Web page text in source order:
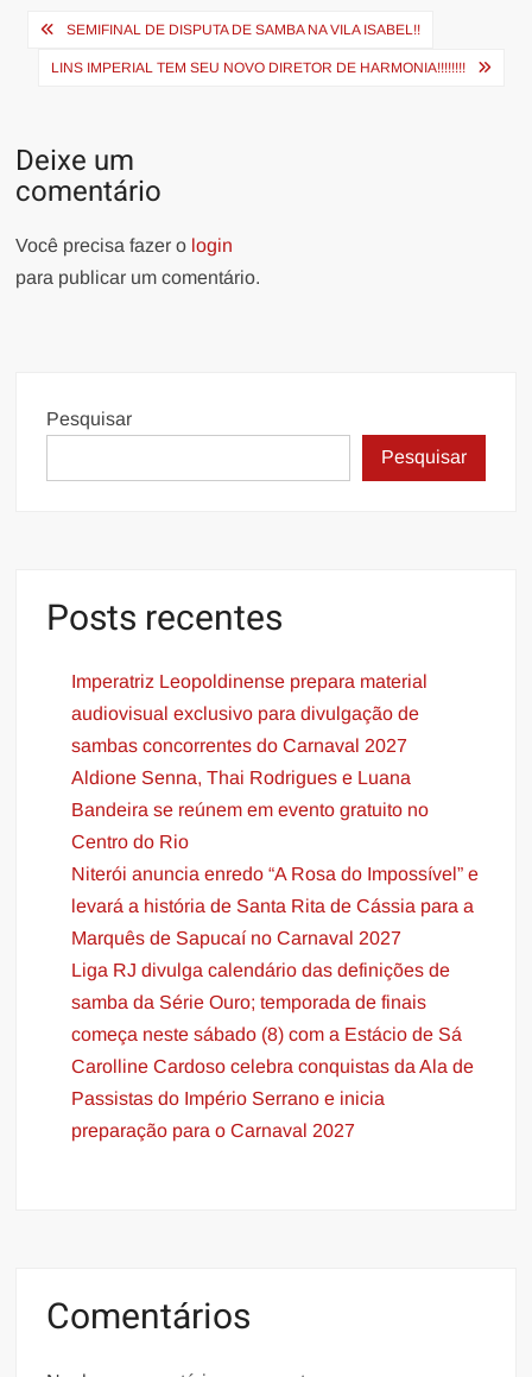
Navegação
de
SEMIFINAL DE DISPUTA DE SAMBA NA VILA ISABEL!!
LINS IMPERIAL TEM SEU NOVO DIRETOR DE HARMONIA!!!!!!!!
Deixe um
comentário
Você precisa fazer o login
para publicar um comentário.
Pesquisar
Pesquisar
Posts recentes
Imperatriz Leopoldinense prepara material
audiovisual exclusivo para divulgação de
sambas concorrentes do Carnaval 2027
Aldione Senna, Thai Rodrigues e Luana
Bandeira se reúnem em evento gratuito no
Centro do Rio
Niterói anuncia enredo “A Rosa do Impossível” e
levará a história de Santa Rita de Cássia para a
Marquês de Sapucaí no Carnaval 2027
Liga RJ divulga calendário das definições de
samba da Série Ouro; temporada de finais
começa neste sábado (8) com a Estácio de Sá
Carolline Cardoso celebra conquistas da Ala de
Passistas do Império Serrano e inicia
preparação para o Carnaval 2027
Comentários